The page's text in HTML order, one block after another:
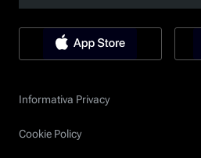
Informativa Privacy
Cookie Policy